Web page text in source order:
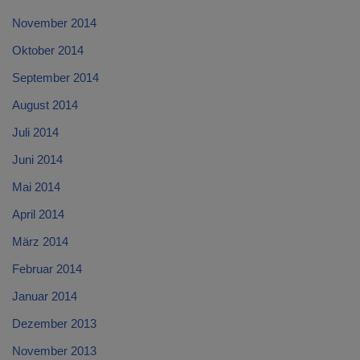
November 2014
Oktober 2014
September 2014
August 2014
Juli 2014
Juni 2014
Mai 2014
April 2014
März 2014
Februar 2014
Januar 2014
Dezember 2013
November 2013